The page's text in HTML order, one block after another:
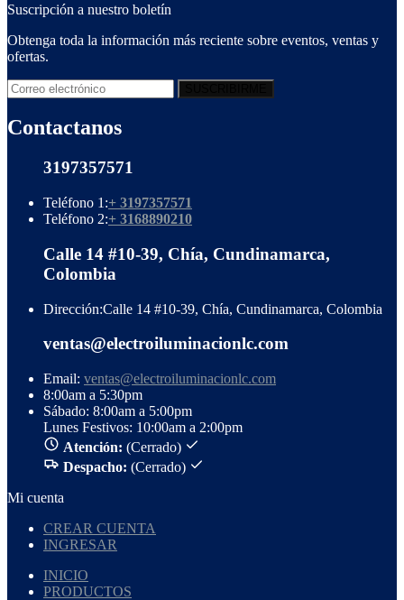
Suscripción a nuestro boletín
Obtenga toda la información más reciente sobre eventos, ventas y
ofertas.
Contactanos
3197357571
Teléfono 1:+ 3197357571
Teléfono 2:+ 3168890210
Calle 14 #10-39, Chía, Cundinamarca,
Colombia
Dirección:Calle 14 #10-39, Chía, Cundinamarca, Colombia
ventas@electroiluminacionlc.com
Email: ventas@electroiluminacionlc.com
8:00am a 5:30pm
Sábado: 8:00am a 5:00pm
Lunes Festivos: 10:00am a 2:00pm
Atención: (Cerrado)
Despacho: (Cerrado)
Mi cuenta
CREAR CUENTA
INGRESAR
INICIO
PRODUCTOS